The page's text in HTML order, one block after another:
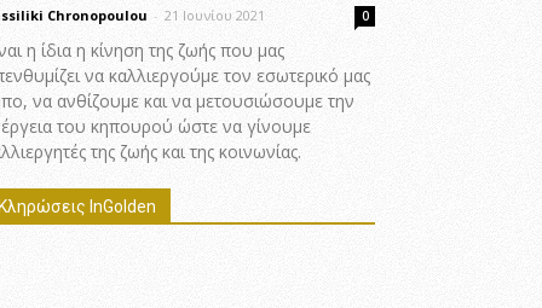
Chronopoulou - 21 Ιουνίου 2021 0
η ίδια η κίνηση της ζωής που μας
να καλλιεργούμε τον εσωτερικό μας
να ανθίζουμε και να μετουσιώσουμε την
του κηπουρού ώστε να γίνουμε
της ζωής και της κοινωνίας.
Κληρώσεις InGolden